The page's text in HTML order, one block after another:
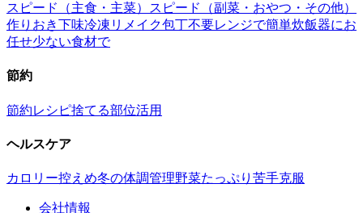
スピード（主食・主菜）
スピード（副菜・おやつ・その他）
作りおき下味冷凍 リメイク包丁不要レンジで簡単炊飯器にお
任せ少ない食材で
節約
節約レシピ捨てる部位活用
ヘルスケア
カロリー控えめ冬の体調管理野菜たっぷり 苦手克服
会社情報